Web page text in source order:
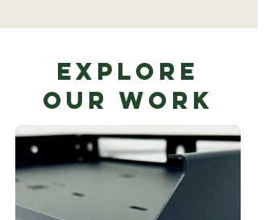
Explore
Our Work